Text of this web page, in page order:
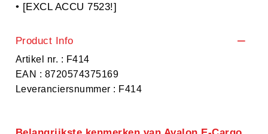
• [EXCL ACCU 7523!]
Product Info
Artikel nr. : F414
EAN : 8720574375169
Leveranciersnummer : F414